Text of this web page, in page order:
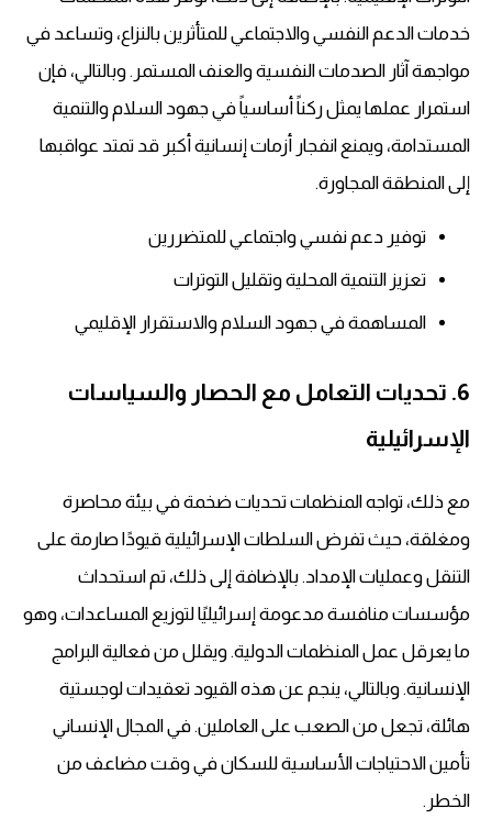
خدمات الدعم النفسي والاجتماعي للمتأثرين بالنزاع، وتساعد في
مواجهة آثار الصدمات النفسية والعنف المستمر. وبالتالي، فإن
استمرار عملها يمثل ركناً أساسياً في جهود السلام والتنمية
المستدامة، ويمنع انفجار أزمات إنسانية أكبر قد تمتد عواقبها
إلى المنطقة المجاورة.
توفير دعم نفسي واجتماعي للمتضررين
تعزيز التنمية المحلية وتقليل التوترات
المساهمة في جهود السلام والاستقرار الإقليمي
6. تحديات التعامل مع الحصار والسياسات
الإسرائيلية
مع ذلك، تواجه المنظمات تحديات ضخمة في بيئة محاصرة
ومغلقة، حيث تفرض السلطات الإسرائيلية قيودًا صارمة على
التنقل وعمليات الإمداد. بالإضافة إلى ذلك، تم استحداث
مؤسسات منافسة مدعومة إسرائيليًا لتوزيع المساعدات، وهو
ما يعرقل عمل المنظمات الدولية. ويقلل من فعالية البرامج
الإنسانية. وبالتالي، ينجم عن هذه القيود تعقيدات لوجستية
هائلة، تجعل من الصعب على العاملين. في المجال الإنساني
تأمين الاحتياجات الأساسية للسكان في وقت مضاعف من
الخطر.